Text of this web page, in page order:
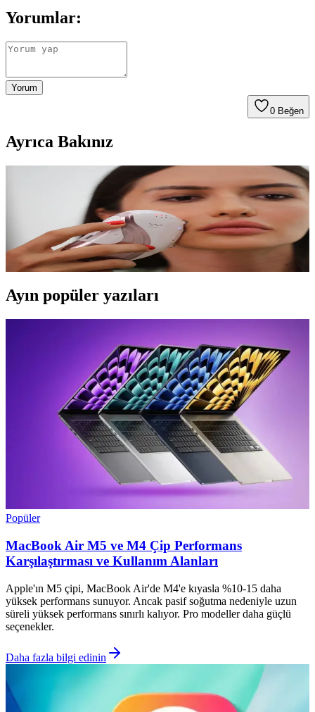
Yorumlar:
Yorum
0 Beğen
Ayrıca Bakınız
En İyi Yüz Sıkılaştırma Cihazları Seçenekleri ve
Kullanım Rehberi
Yüz sıkılaştırma cihazları, cilt elastikiyetini artırır, kırışıklıkları azaltır
ve genç görünüm sağlar. HIFU, RF, LED gibi teknolojilerle cilt
bakımında yeni dönemi keşfedin.
Ayın popüler yazıları
Popüler
MacBook Air M5 ve M4 Çip Performans
Karşılaştırması ve Kullanım Alanları
Apple'ın M5 çipi, MacBook Air'de M4'e kıyasla %10-15 daha
yüksek performans sunuyor. Ancak pasif soğutma nedeniyle uzun
süreli yüksek performans sınırlı kalıyor. Pro modeller daha güçlü
seçenekler.
Daha fazla bilgi edinin